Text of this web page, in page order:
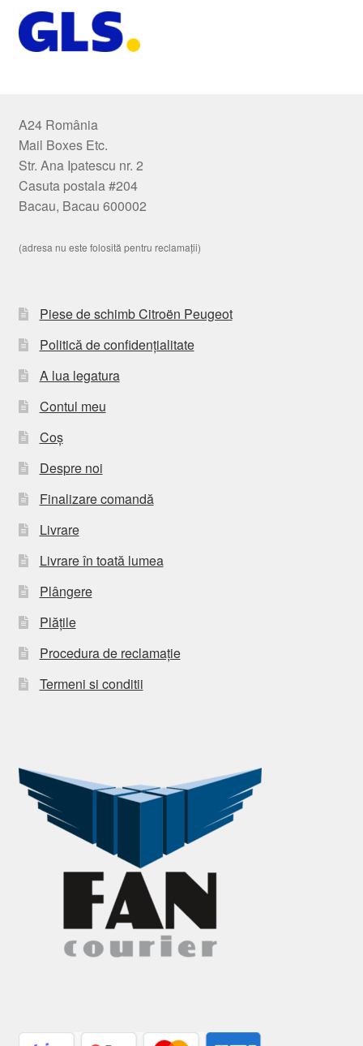
A24 România
Mail Boxes Etc.
Str. Ana Ipatescu nr. 2
Casuta postala #204
Bacau, Bacau 600002
(adresa nu este folosită pentru reclamații)
Piese de schimb Citroën Peugeot
Politică de confidențialitate
A lua legatura
Contul meu
Coș
Despre noi
Finalizare comandă
Livrare
Livrare în toată lumea
Plângere
Plățile
Procedura de reclamație
Termeni si conditii